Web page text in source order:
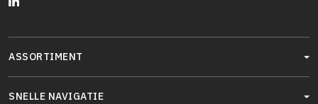
ASSORTIMENT
SNELLE NAVIGATIE